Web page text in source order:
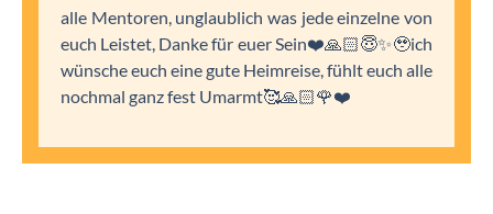
alle Mentoren, unglaublich was jede einzelne von
euch Leistet, Danke für euer Sein❤️🙏🏻😇✨🥹ich
wünsche euch eine gute Heimreise, fühlt euch alle
nochmal ganz fest Umarmt🥰🙏🏻🌹❤️